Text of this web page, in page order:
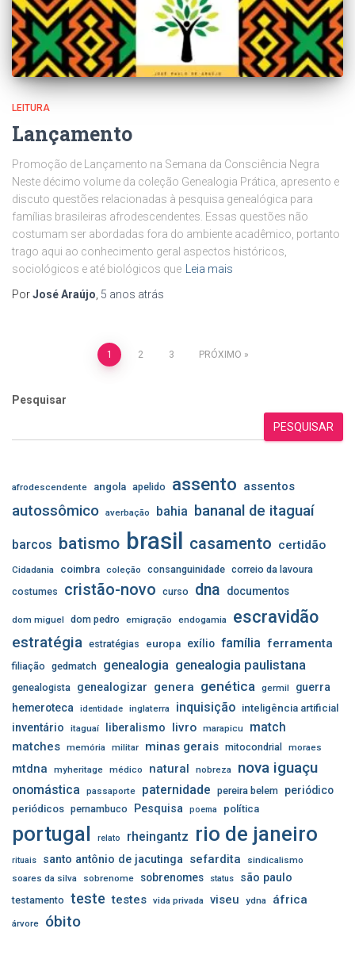
LEITURA
Lançamento
Promoção de Lançamento na Semana da Consciência Negra
Neste décimo volume da coleção Genealogia Prática, apresento e
discuto questões relacionadas à pesquisa genealógica para
famílias brasileiras afrodescendentes. Essas questões não
costumam ser abordadas fora do ambiente acadêmico, portanto
trago aqui ao conhecimento geral aspectos históricos,
sociológicos e até biológicos que
Leia mais
PorJosé Araújo 5 anos atrás
Paginação
de
1 2 3 PRÓXIMO
Pesquisar
PESQUISAR
afrodescendente angola apelido assento assentos
autossômico averbação bahia bananal de itaguaí
barcos batismo brasil casamento certidão
Cidadania coimbra coleção consanguinidade correio da lavoura
costumes
cristão-novo curso dna documentos
dom miguel dom pedro emigração endogamia escravidão
estratégia estratégias europa exílio família ferramenta
filiação gedmatch genealogia genealogia paulistana
genealogista genealogizar genera genética germil
guerra
hemeroteca
identidade inglaterra inquisição inteligência artificial
inventário itaguaí liberalismo livro marapicu match
matches memória militar minas gerais mitocondrial moraes
mtdna myheritage médico natural nobreza nova iguaçu
onomástica passaporte paternidade pereira belem periódico
periódicos pernambuco Pesquisa poema política
portugal relato rheingantz rio de janeiro
rituais santo antônio de jacutinga sefardita
sindicalismo
soares da silva
sobrenome sobrenomes status são paulo
testamento teste testes vida privada viseu ydna áfrica
árvore óbito